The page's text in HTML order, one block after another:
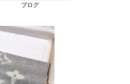
ブログ